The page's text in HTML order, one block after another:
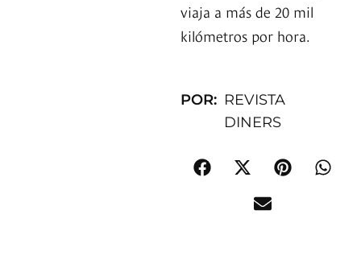
viaja a más de 20 mil
kilómetros por hora.
POR: REVISTA
DINERS